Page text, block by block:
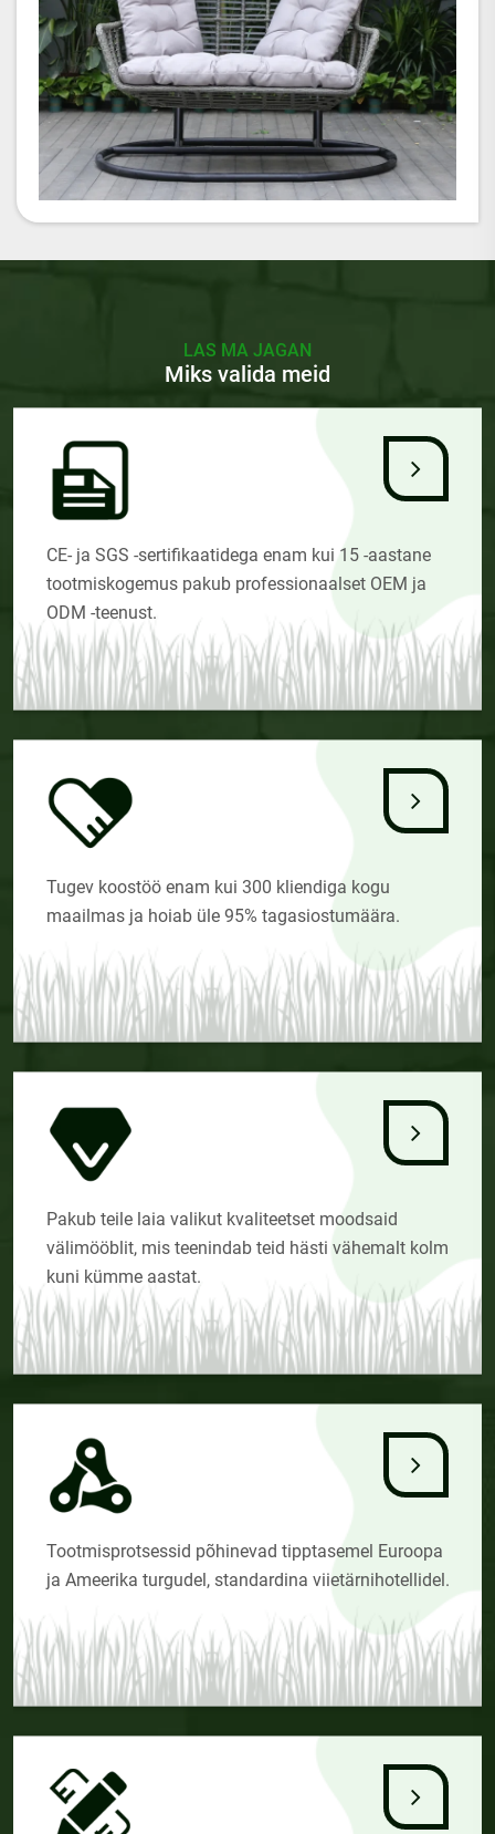
LAS MA JAGAN
Miks valida meid
CE- ja SGS -sertifikaatidega enam kui 15 -aastane
tootmiskogemus pakub professionaalset OEM ja
ODM -teenust.
Tugev koostöö enam kui 300 kliendiga kogu
maailmas ja hoiab üle 95% tagasiostumäära.
Pakub teile laia valikut kvaliteetset moodsaid
välimööblit, mis teenindab teid hästi vähemalt kolm
kuni kümme aastat.
Tootmisprotsessid põhinevad tipptasemel Euroopa
ja Ameerika turgudel, standardina viietärnihotellidel.